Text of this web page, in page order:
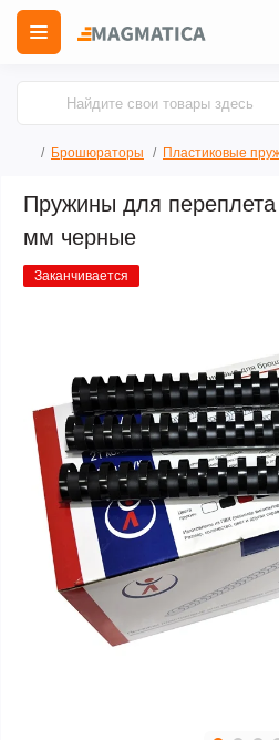
Брошюраторы Пластиковые
Пружины для
мм черные
Заканчивается